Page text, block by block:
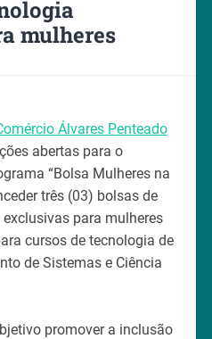
mulheres
Álvares Penteado
abertas para o
“Bolsa Mulheres na
três (03) bolsas de
para mulheres
cursos de tecnologia de
de Sistemas e Ciência
promover a inclusão